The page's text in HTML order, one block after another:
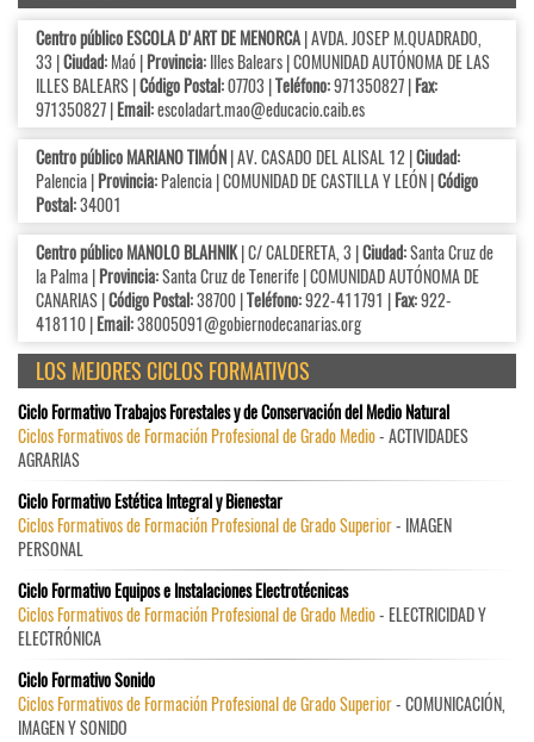
Centro público ESCOLA D'ART DE MENORCA| AVDA. JOSEP M.QUADRADO,
33 |Ciudad:Maó |Provincia:Illes Balears | COMUNIDAD AUTÓNOMA DE LAS
ILLES BALEARS |Código Postal:07703 |Teléfono:971350827 |Fax:
971350827 |Email:escoladart.mao@educacio.caib.es
Centro público MARIANO TIMÓN| AV. CASADO DEL ALISAL 12 |Ciudad:
Palencia |Provincia:Palencia | COMUNIDAD DE CASTILLA Y LEÓN |Código
Postal:34001
Centro público MANOLO BLAHNIK| C/ CALDERETA, 3 |Ciudad:Santa Cruz de
la Palma |Provincia:Santa Cruz de Tenerife | COMUNIDAD AUTÓNOMA DE
CANARIAS |Código Postal:38700 |Teléfono:922-411791 |Fax:922-
418110 |Email:38005091@gobiernodecanarias.org
LOS MEJORES CICLOS FORMATIVOS
Ciclo Formativo Trabajos Forestales y de Conservación del Medio Natural
Ciclos Formativos de Formación Profesional de Grado Medio- ACTIVIDADES
AGRARIAS
Ciclo Formativo Estética Integral y Bienestar
Ciclos Formativos de Formación Profesional de Grado Superior- IMAGEN
PERSONAL
Ciclo Formativo Equipos e Instalaciones Electrotécnicas
Ciclos Formativos de Formación Profesional de Grado Medio- ELECTRICIDAD Y
ELECTRÓNICA
Ciclo Formativo Sonido
Ciclos Formativos de Formación Profesional de Grado Superior- COMUNICACIÓN,
IMAGEN Y SONIDO